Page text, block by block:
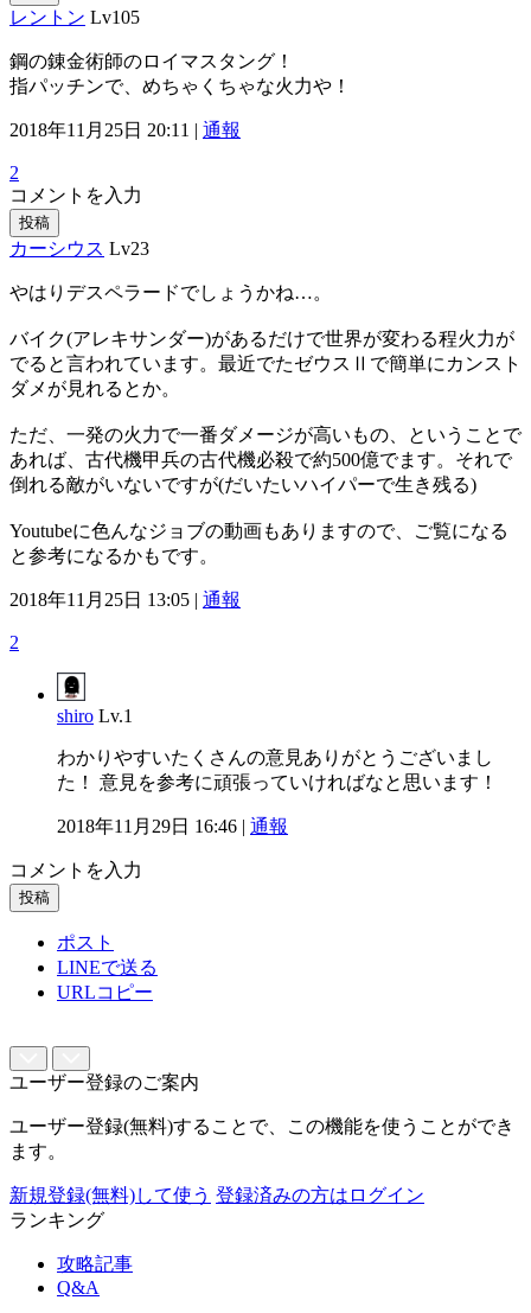
レントン Lv105
鋼の錬金術師のロイマスタング！
指パッチンで、めちゃくちゃな火力や！
2018年11月25日 20:11 | 通報
2
コメントを入力
投稿
カーシウス Lv23
やはりデスペラードでしょうかね…。
バイク(アレキサンダー)があるだけで世界が変わる程火力が
でると言われています。最近でたゼウスⅡで簡単にカンスト
ダメが見れるとか。
ただ、一発の火力で一番ダメージが高いもの、ということで
あれば、古代機甲兵の古代機必殺で約500億でます。それで
倒れる敵がいないですが(だいたいハイパーで生き残る)
Youtubeに色んなジョブの動画もありますので、ご覧になる
と参考になるかもです。
2018年11月25日 13:05 | 通報
2
shiro Lv.1
わかりやすいたくさんの意見ありがとうございまし
た！ 意見を参考に頑張っていければなと思います！
2018年11月29日 16:46 | 通報
コメントを入力
投稿
ポスト
LINEで送る
URLコピー
ユーザー登録のご案内
ユーザー登録(無料)することで、この機能を使うことができ
ます。
新規登録(無料)して使う 登録済みの方はログイン
ランキング
攻略記事
Q&A